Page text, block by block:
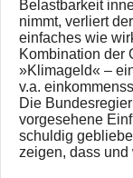
Belastbarkeit
nimmt, verliert
einfaches wie
Kombination der
»Klimageld« –
v.a.
Die
vorgesehene
schuldig
zeigen, dass und